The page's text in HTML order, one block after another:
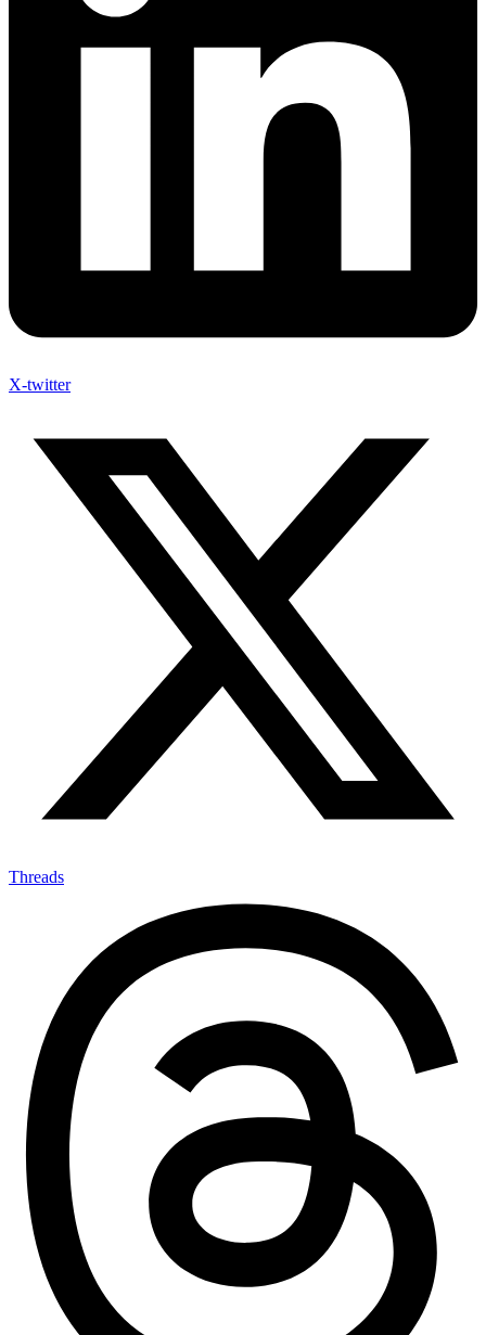
X-twitter
Threads